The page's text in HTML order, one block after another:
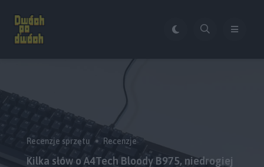
Recenzje sprzętu Recenzje
Kilka słów o A4Tech Bloody B975, niedrogiej